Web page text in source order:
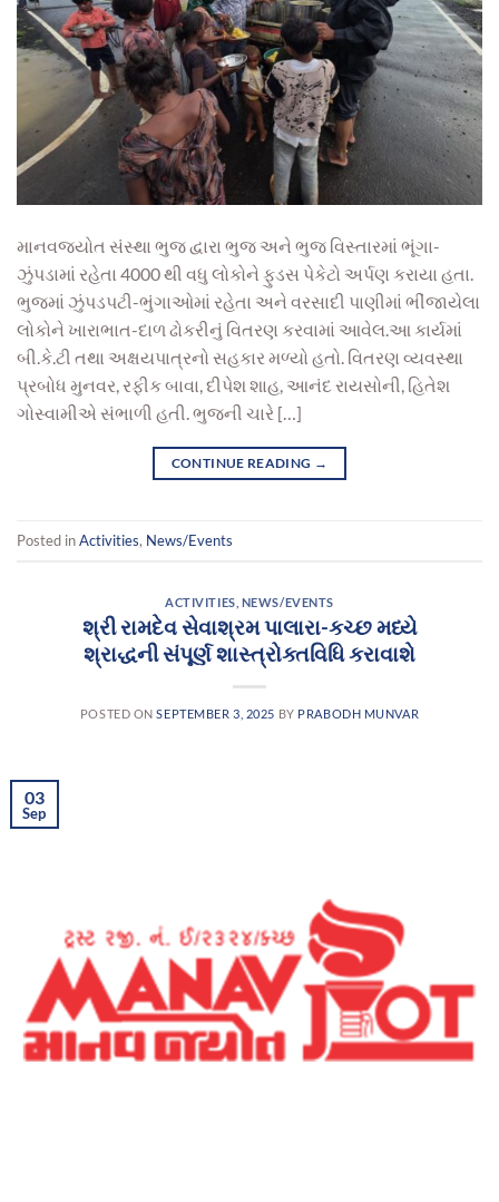
માનવજ્યોત સંસ્થા ભુજ દ્વારા ભુજ અને ભુજ વિસ્તારમાં ભૂંગા-
ઝુંપડામાં રહેતા 4000 થી વધુ લોકોને ફુડસ પેકેટો અર્પણ કરાયા હતા.
ભુજમાં ઝુંપડપટી-ભુંગાઓમાં રહેતા અને વરસાદી પાણીમાં ભીંજાયેલા
લોકોને ખારાભાત-દાળ ઢોકરીનું વિતરણ કરવામાં આવેલ.આ કાર્યમાં
બી.કે.ટી તથા અક્ષયપાત્રનો સહકાર મળ્યો હતો. વિતરણ વ્યવસ્થા
પ્રબોધ મુનવર, રફીક બાવા, દીપેશ શાહ, આનંદ રાયસોની, હિતેશ
ગોસ્વામીએ સંભાળી હતી. ભુજની ચારે […]
CONTINUE READING →
Posted inActivities, News/Events
ACTIVITIES NEWS/EVENTS
શ્રી રામદેવ સેવાશ્રમ પાલારા-કચ્છ મધ્યે
શ્રાદ્ધની સંપૂર્ણ શાસ્ત્રોક્તવિધિ કરાવાશે
POSTED ONSEPTEMBER 3, 2025 BY PRABODH MUNVAR
03
Sep